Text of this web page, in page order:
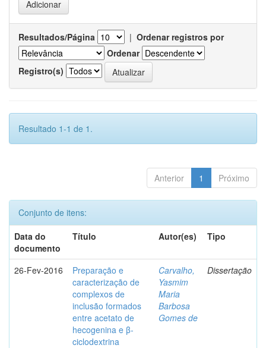
Resultados/Página | Ordenar registros por
Ordenar
Registro(s)
Resultado 1-1 de 1.
Anterior 1 Próximo
Conjunto de itens:
Data do
documento
Título Autor(es) Tipo
26-Fev-2016
Preparação e
caracterização de
complexos de
inclusão formados
entre acetato de
hecogenina e β-
ciclodextrina
Carvalho,
Yasmim
Maria
Barbosa
Gomes de
Dissertação